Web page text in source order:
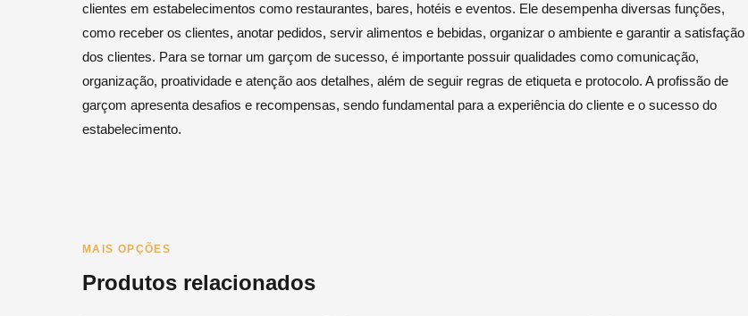
clientes em estabelecimentos como restaurantes, bares, hotéis e eventos. Ele desempenha diversas funções,
como receber os clientes, anotar pedidos, servir alimentos e bebidas, organizar o ambiente e garantir a satisfação
dos clientes. Para se tornar um garçom de sucesso, é importante possuir qualidades como comunicação,
organização, proatividade e atenção aos detalhes, além de seguir regras de etiqueta e protocolo. A profissão de
garçom apresenta desafios e recompensas, sendo fundamental para a experiência do cliente e o sucesso do
estabelecimento.
MAIS OPÇÕES
Produtos relacionados